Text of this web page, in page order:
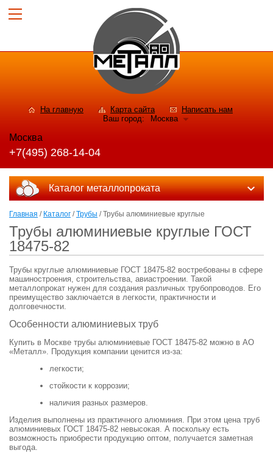
На главную Карта сайта
Написать нам
Ваш город:
Москва
Москва
+7(495) 268-14-04
Каталог металлопроката
Главная / Каталог /Трубы / Трубы алюминиевые круглые
Трубы алюминиевые круглые ГОСТ
18475-82
Трубы круглые алюминиевые ГОСТ 18475-82 востребованы в сфере
машиностроения, строительства, авиастроении. Такой
металлопрокат нужен для создания различных трубопроводов. Его
преимущество заключается в легкости, практичности и
долговечности.
Особенности алюминиевых труб
Купить в Москве трубы алюминиевые ГОСТ 18475-82 можно в АО
«Металл». Продукция компании ценится из-за:
легкости;
стойкости к коррозии;
наличия разных размеров.
Изделия выполнены из практичного алюминия. При этом цена труб
алюминиевых ГОСТ 18475-82 невысокая. А поскольку есть
возможность приобрести продукцию оптом, получается заметная
выгода.